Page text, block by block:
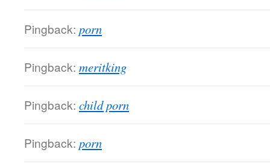
Pingback: porn
Pingback: meritking
Pingback: child porn
Pingback: porn